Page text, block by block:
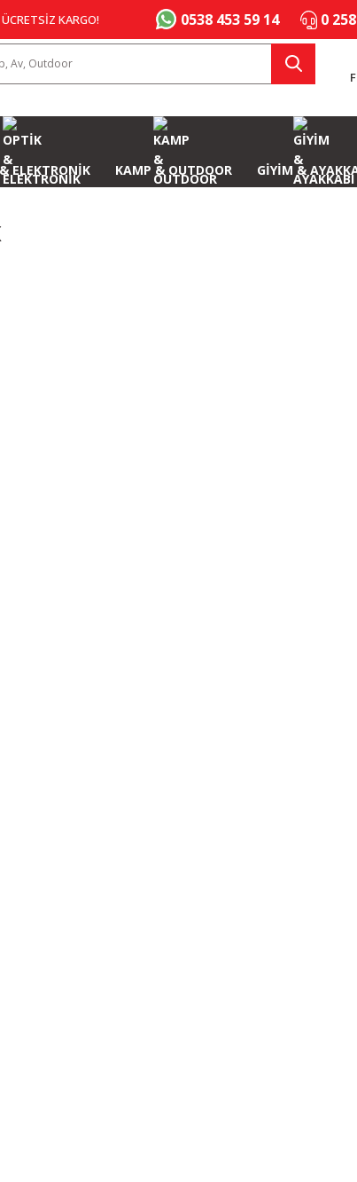
KARGO! 0538 453 59 14 0
ELEKTRONİK KAMP & OUTDOOR GİYİM &